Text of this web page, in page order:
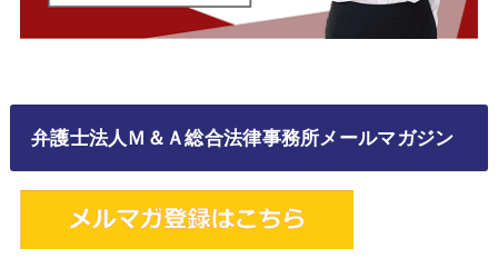
弁護士法人Ｍ＆Ａ総合法律事務所メールマガジン